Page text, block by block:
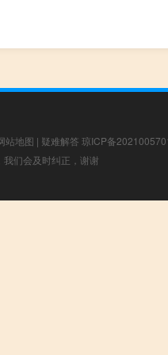
站地图 | 疑难解答 琼ICP备
们会及时纠正，谢谢